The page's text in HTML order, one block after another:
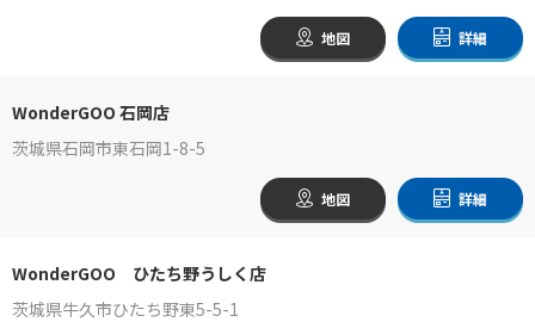
地図 詳細
WonderGOO 石岡店
茨城県石岡市東石岡1-8-5
地図 詳細
WonderGOO ひたち野うしく店
茨城県牛久市ひたち野東5-5-1